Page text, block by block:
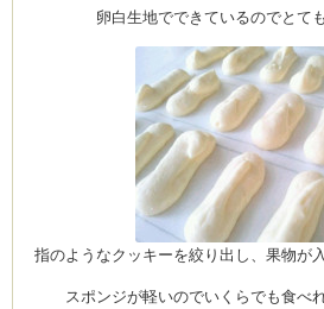
卵白生地でできているのでとて
指のようなクッキーを絞り出し、果物が
スポンジが軽いのでいくらでも食べ